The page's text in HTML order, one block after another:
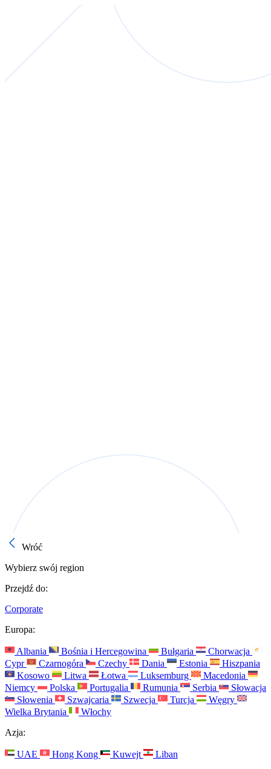
Wróć
Wybierz swój region
Przejdź do:
Corporate
Europa:
Albania Bośnia i Hercegowina Bułgaria
Chorwacja
Cypr
Czarnogóra Czechy Dania Estonia
Hiszpania
Kosowo
Litwa Łotwa Luksemburg
Macedonia
Niemcy
Polska Portugalia Rumunia Serbia
Słowacja
Słowenia
Szwajcaria Szwecja Turcja
Węgry
Wielka Brytania
Włochy
Azja:
UAE Hong Kong Kuwejt
Liban